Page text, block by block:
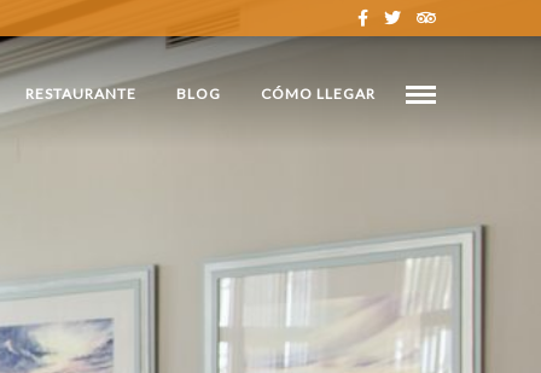
RESTAURANTE BLOG CÓMO LLEGAR